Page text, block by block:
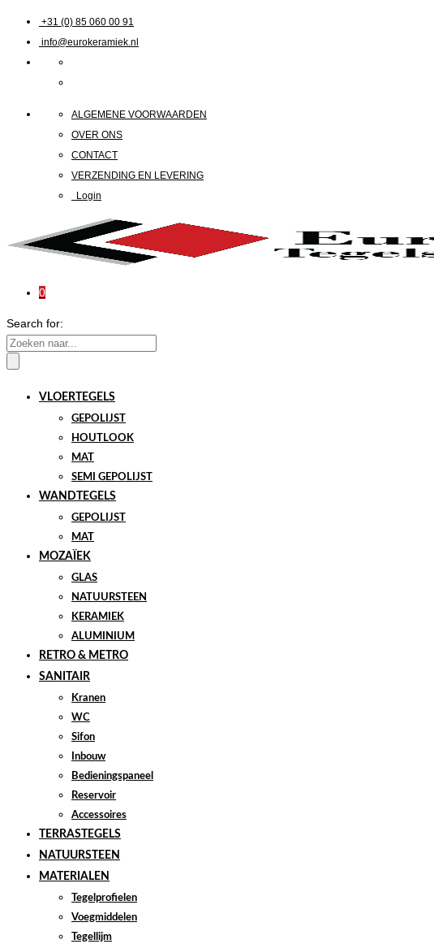
+31 (0) 85 060 00 91
info@eurokeramiek.nl
ALGEMENE VOORWAARDEN
OVER ONS
CONTACT
VERZENDING EN LEVERING
Login
0
Search for:
VLOERTEGELS
GEPOLIJST
HOUTLOOK
MAT
SEMI GEPOLIJST
WANDTEGELS
GEPOLIJST
MAT
MOZAÏEK
GLAS
NATUURSTEEN
KERAMIEK
ALUMINIUM
RETRO & METRO
SANITAIR
Kranen
WC
Sifon
Inbouw
Bedieningspaneel
Reservoir
Accessoires
TERRASTEGELS
NATUURSTEEN
MATERIALEN
Tegelprofielen
Voegmiddelen
Tegellijm